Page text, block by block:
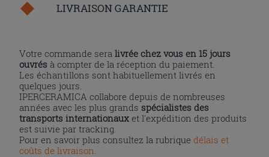
LIVRAISON GARANTIE
Votre commande seralivrée chez vous en 15 jours
ouvrés à compter de la réception du paiement.
Les échantillons sont habituellement livrés en
quelques jours.
IPERCERAMICA collabore depuis de nombreuses
années avec les plus grands spécialistes des
transports internationaux et l'expédition des produits
est suivie par tracking.
Pour en savoir plus consultez la rubriquedélais et
coûts de livraison